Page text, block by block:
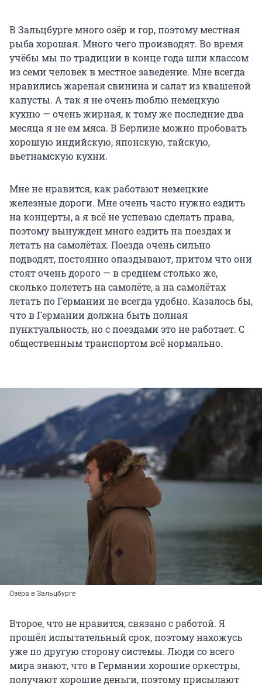
В Зальцбурге много озёр и гор, поэтому местная
рыба хорошая. Много чего производят. Во время
учёбы мы по традиции в конце года шли классом
из семи человек в местное заведение. Мне всегда
нравились жареная свинина и салат из квашеной
капусты. А так я не очень люблю немецкую
кухню — очень жирная, к тому же последние два
месяца я не ем мяса. В Берлине можно пробовать
хорошую индийскую, японскую, тайскую,
вьетнамскую кухни.
Мне не нравится, как работают немецкие
железные дороги. Мне очень часто нужно ездить
на концерты, а я всё не успеваю сделать права,
поэтому вынужден много ездить на поездах и
летать на самолётах. Поезда очень сильно
подводят, постоянно опаздывают, притом что они
стоят очень дорого — в среднем столько же,
сколько полететь на самолёте, а на самолётах
летать по Германии не всегда удобно. Казалось бы,
что в Германии должна быть полная
пунктуальность, но с поездами это не работает. С
общественным транспортом всё нормально.
Озёра в Зальцбурге
Второе, что не нравится, связано с работой. Я
прошёл испытательный срок, поэтому нахожусь
уже по другую сторону системы. Люди со всего
мира знают, что в Германии хорошие оркестры,
получают хорошие деньги, поэтому присылают